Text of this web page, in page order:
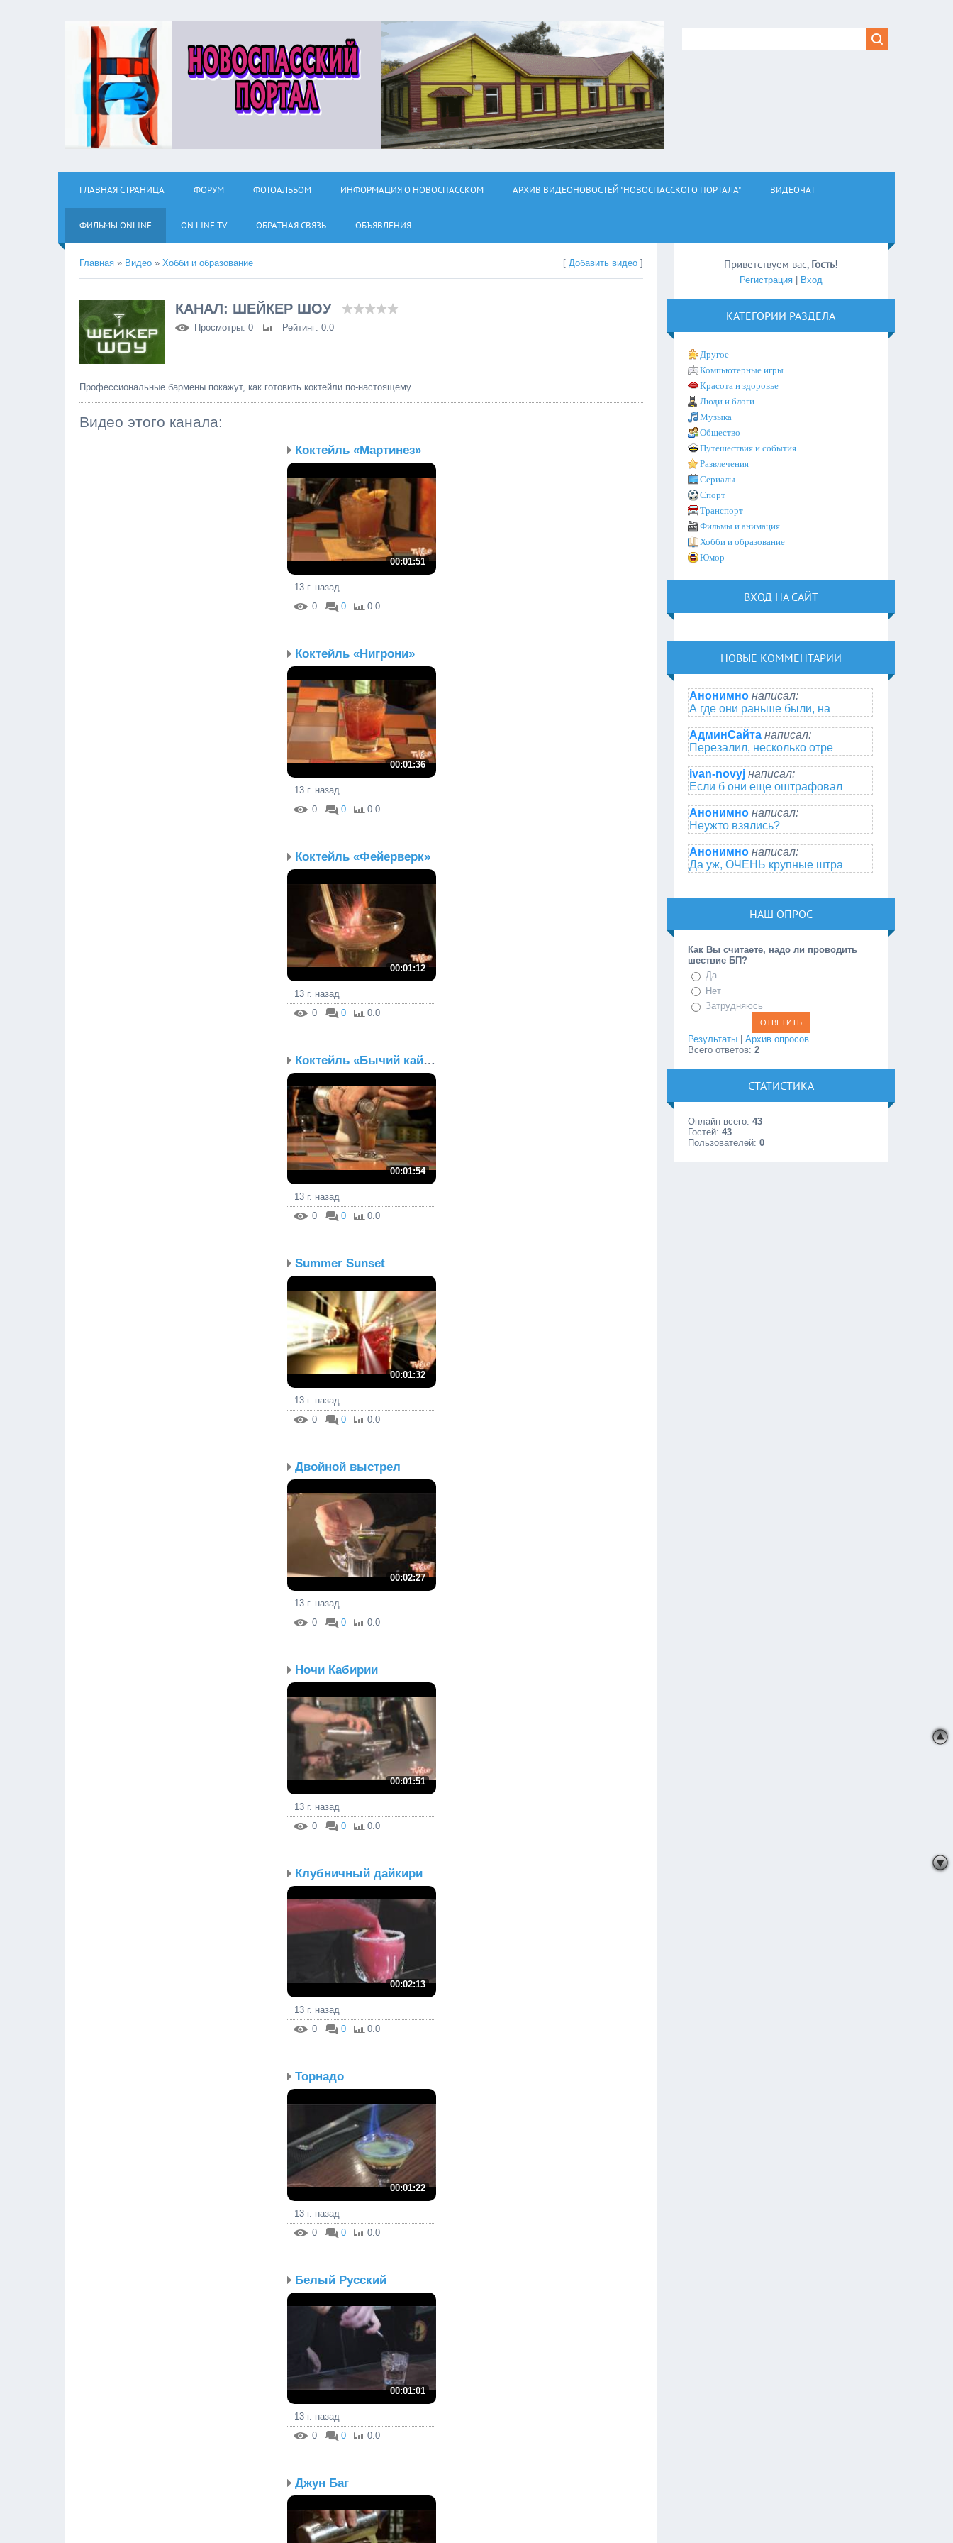
ГЛАВНАЯ СТРАНИЦА ФОРУМ ФОТОАЛЬБОМ ИНФОРМАЦИЯ О НОВОСПАССКОМ АРХИВ ВИДЕОНОВОСТЕЙ "НОВОСПАССКОГО ПОРТАЛА" ВИДЕОЧАТ
ФИЛЬМЫ ОNLINE ON LINE TV ОБРАТНАЯ СВЯЗЬ ОБЪЯВЛЕНИЯ
Главная » Видео » Хобби и образование [Добавить видео ]
КАНАЛ: ШЕЙКЕР ШОУ
Просмотры: 0 Рейтинг: 0.0
Профессиональные бармены покажут, как готовить коктейли по-настоящему.
Видео этого канала:
Коктейль «Мартинез»
00:01:51
13 г. назад
0
0 0.0
Коктейль «Нигрони»
00:01:36
13 г. назад
0
0 0.0
Коктейль «Фейерверк»
00:01:12
13 г. назад
0
0 0.0
Коктейль «Бычий кайф»
00:01:54
13 г. назад
0
0 0.0
Summer Sunset
00:01:32
13 г. назад
0
0 0.0
Двойной выстрел
00:02:27
13 г. назад
0
0 0.0
Ночи Кабирии
00:01:51
13 г. назад
0
0 0.0
Клубничный дайкири
00:02:13
13 г. назад
0
0 0.0
Торнадо
00:01:22
13 г. назад
0
0 0.0
Белый Русский
00:01:01
13 г. назад
0
0 0.0
Джун Баг
Приветствуем вас, Гость!
Регистрация| Вход
КАТЕГОРИИ РАЗДЕЛА
Другое
Компьютерные игры
Красота и здоровье
Люди и блоги
Музыка
Общество
Путешествия и события
Развлечения
Сериалы
Спорт
Транспорт
Фильмы и анимация
Хобби и образование
Юмор
ВХОД НА САЙТ
НОВЫЕ КОММЕНТАРИИ
Анонимно написал:
А где они раньше были, на
АдминСайта написал:
Перезалил, несколько отре
ivan-novyj написал:
Если б они еще оштрафовал
Анонимно написал:
Неужто взялись?
Анонимно написал:
Да уж, ОЧЕНЬ крупные штра
НАШ ОПРОС
Как Вы считаете, надо ли проводить
шествие БП?
Да
Нет
Затрудняюсь
Результаты |Архив опросов
Всего ответов:2
СТАТИСТИКА
Онлайн всего:43
Гостей:43
Пользователей:0